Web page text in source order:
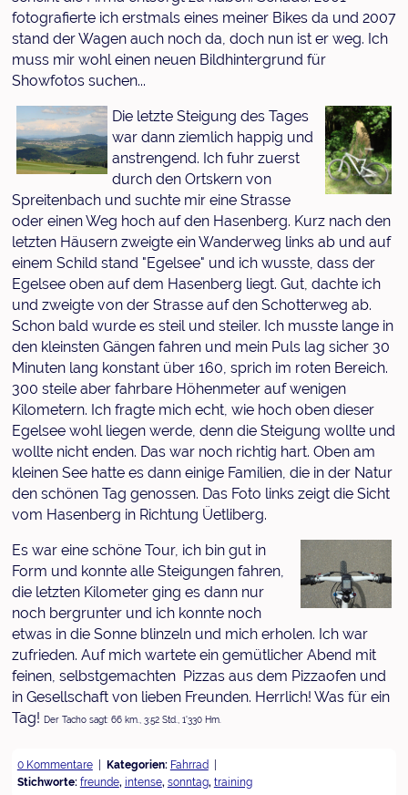
fotografierte ich erstmals eines meiner Bikes da und 2007
stand der Wagen auch noch da, doch nun ist er weg. Ich
muss mir wohl einen neuen Bildhintergrund für
Showfotos suchen...
Die letzte Steigung des Tages
war dann ziemlich happig und
anstrengend. Ich fuhr zuerst
durch den Ortskern von
Spreitenbach und suchte mir eine Strasse
oder einen Weg hoch auf den Hasenberg. Kurz nach den
letzten Häusern zweigte ein Wanderweg links ab und auf
einem Schild stand "Egelsee" und ich wusste, dass der
Egelsee oben auf dem Hasenberg liegt. Gut, dachte ich
und zweigte von der Strasse auf den Schotterweg ab.
Schon bald wurde es steil und steiler. Ich musste lange in
den kleinsten Gängen fahren und mein Puls lag sicher 30
Minuten lang konstant über 160, sprich im roten Bereich.
300 steile aber fahrbare Höhenmeter auf wenigen
Kilometern. Ich fragte mich echt, wie hoch oben dieser
Egelsee wohl liegen werde, denn die Steigung wollte und
wollte nicht enden. Das war noch richtig hart. Oben am
kleinen See hatte es dann einige Familien, die in der Natur
den schönen Tag genossen. Das Foto links zeigt die Sicht
vom Hasenberg in Richtung Üetliberg.
Es war eine schöne Tour, ich bin gut in
Form und konnte alle Steigungen fahren,
die letzten Kilometer ging es dann nur
noch bergrunter und ich konnte noch
etwas in die Sonne blinzeln und mich erholen. Ich war
zufrieden. Auf mich wartete ein gemütlicher Abend mit
feinen, selbstgemachten Pizzas aus dem Pizzaofen und
in Gesellschaft von lieben Freunden. Herrlich! Was für ein
Tag! Der Tacho sagt: 66 km., 3:52 Std., 1'330 Hm.
0 Kommentare Kategorien: Fahrrad
Stichworte: freunde, intense, sonntag, training